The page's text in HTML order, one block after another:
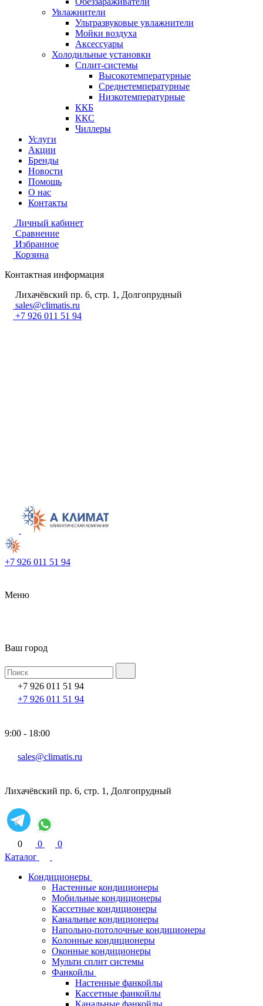
Увлажнители
Ультразвуковые увлажнители
Мойки воздуха
Аксессуары
Холодильные установки
Сплит-системы
Высокотемпературные
Среднетемпературные
Низкотемпературные
ККБ
ККС
Чиллеры
Услуги
Акции
Бренды
Новости
Помощь
О нас
Контакты
Личный кабинет
Сравнение
Избранное
Корзина
Контактная информация
Лихачёвский пр. 6, стр. 1, Долгопрудный
sales@climatis.ru
+7 926 011 51 94
+7 926 011 51 94
Меню
Ваш город
+7 926 011 51 94
+7 926 011 51 94
9:00 - 18:00
sales@climatis.ru
Лихачёвский пр. 6, стр. 1, Долгопрудный
0 0
0
Каталог
Кондиционеры
Настенные кондиционеры
Мобильные кондиционеры
Кассетные кондиционеры
Канальные кондиционеры
Напольно-потолочные кондиционеры
Колонные кондиционеры
Оконные кондиционеры
Мульти сплит системы
Фанкойлы
Настенные фанкойлы
Кассетные фанкойлы
Канальные фанкойлы